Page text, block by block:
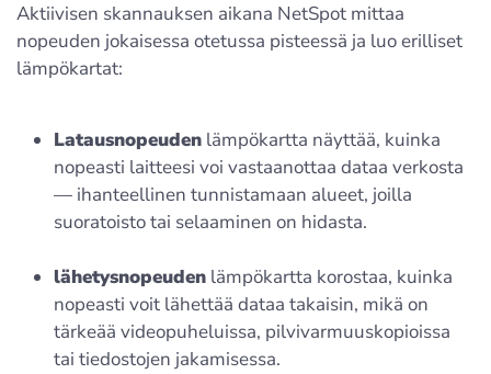
Aktiivisen skannauksen aikana NetSpot mittaa
nopeuden jokaisessa otetussa pisteessä ja luo erilliset
lämpökartat:
Latausnopeuden lämpökartta näyttää, kuinka
nopeasti laitteesi voi vastaanottaa dataa verkosta
— ihanteellinen tunnistamaan alueet, joilla
suoratoisto tai selaaminen on hidasta.
lähetysnopeuden lämpökartta korostaa, kuinka
nopeasti voit lähettää dataa takaisin, mikä on
tärkeää videopuheluissa, pilvivarmuuskopioissa
tai tiedostojen jakamisessa.